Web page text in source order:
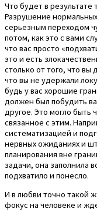
Что будет в результате
Разрушение
серьезным переходом
потом, как это с вами
что вас просто
это и есть
столько от того, что вы
что вы не удержали
будь у вас хорошие
должен был побудить
другое. Это могло быть
связанное с этим.
систематизацией и
нервных ожиданиях и
планирования вне
задачи, она заполнила
подхватило и понесло.
И в любви точно такой
фокус на человеке и